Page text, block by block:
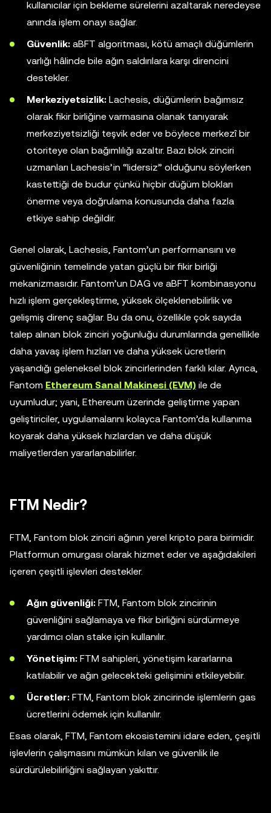
kullanıcılar için bekleme sürelerini azaltarak neredeyse
anında işlem onayı sağlar.
Güvenlik: aBFT algoritması, kötü amaçlı düğümlerin
varlığı hâlinde bile ağın saldırılara karşı direncini
destekler.
Merkeziyetsizlik: Lachesis, düğümlerin bağımsız
olarak fikir birliğine varmasına olanak tanıyarak
merkeziyetsizliği teşvik eder ve böylece merkezî bir
otoriteye olan bağımlılığı azaltır. Bazı blok zinciri
uzmanları Lachesis’in “lidersiz” olduğunu söylerken
kastettiği de budur çünkü hiçbir düğüm blokları
önerme veya doğrulama konusunda daha fazla
etkiye sahip değildir.
Genel olarak, Lachesis, Fantom’un performansını ve
güvenliğinin temelinde yatan güçlü bir fikir birliği
mekanizmasıdır. Fantom’un DAG ve aBFT kombinasyonu
hızlı işlem gerçekleştirme, yüksek ölçeklenebilirlik ve
gelişmiş direnç sağlar. Bu da onu, özellikle çok sayıda
talep alınan blok zinciri yoğunluğu durumlarında genellikle
daha yavaş işlem hızları ve daha yüksek ücretlerin
yaşandığı geleneksel blok zincirlerinden farklı kılar. Ayrıca,
Fantom Ethereum Sanal Makinesi (EVM) ile de
uyumludur; yani, Ethereum üzerinde geliştirme yapan
geliştiriciler, uygulamalarını kolayca Fantom’da kullanıma
koyarak daha yüksek hızlardan ve daha düşük
maliyetlerden yararlanabilirler.
FTM Nedir?
FTM, Fantom blok zinciri ağının yerel kripto para birimidir.
Platformun omurgası olarak hizmet eder ve aşağıdakileri
içeren çeşitli işlevleri destekler.
Ağın güvenliği: FTM, Fantom blok zincirinin
güvenliğini sağlamaya ve fikir birliğini sürdürmeye
yardımcı olan stake için kullanılır.
Yönetişim: FTM sahipleri, yönetişim kararlarına
katılabilir ve ağın gelecekteki gelişimini etkileyebilir.
Ücretler: FTM, Fantom blok zincirinde işlemlerin gas
ücretlerini ödemek için kullanılır.
Esas olarak, FTM, Fantom ekosistemini idare eden, çeşitli
işlevlerin çalışmasını mümkün kılan ve güvenlik ile
sürdürülebilirliğini sağlayan yakıttır.